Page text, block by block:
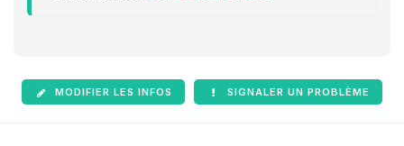
MODIFIER LES INFOS SIGNALER UN PROBLÈME